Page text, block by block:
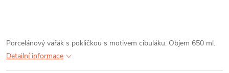
Porcelánový vařák s pokličkou s motivem cibuláku. Objem 650 ml.
Detailní informace